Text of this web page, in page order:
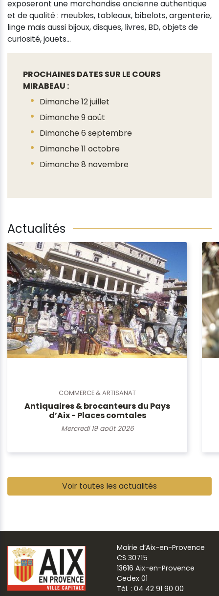
exposeront une marchandise ancienne authentique
et de qualité : meubles, tableaux, bibelots, argenterie,
linge mais aussi bijoux, disques, livres, BD, objets de
curiosité, jouets...
PROCHAINES DATES SUR LE COURS
MIRABEAU :
Dimanche 12 juillet
Dimanche 9 août
Dimanche 6 septembre
Dimanche 11 octobre
Dimanche 8 novembre
Actualités
COMMERCE & ARTISANAT
Antiquaires & brocanteurs du Pays
d’Aix - Places comtales
Mercredi 19 août 2026
Voir toutes les actualités
Mairie d’Aix-en-Provence
CS 30715
13616 Aix-en-Provence
Cedex 01
Tél. : 04 42 91 90 00